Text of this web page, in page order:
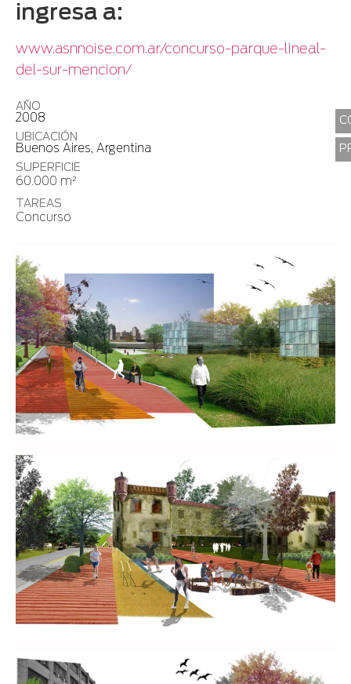
ingresa a:
www.asnnoise.com.ar/concurso-parque-lineal-
del-sur-mencion/
AÑO
2008
UBICACIÓN
Buenos Aires, Argentina
SUPERFICIE
60.000 m²
TAREAS
Concurso